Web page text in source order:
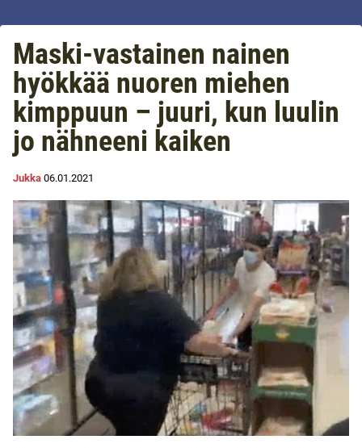
Maski-vastainen nainen
hyökkää nuoren miehen
kimppuun – juuri, kun luulin
jo nähneeni kaiken
Jukka 06.01.2021